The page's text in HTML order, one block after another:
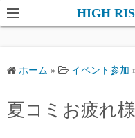
コ
ン
ス
HIGH
ホーム » イベント参加
夏コミお疲れ